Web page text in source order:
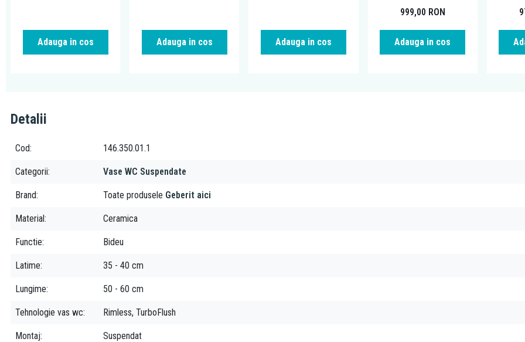
Adauga in cos Adauga in cos Adauga in cos
999,00 RON
Adauga in cos
Detalii
Cod 146.350.01.1
Categorii Vase WC Suspendate
Brand Toate produsele Geberit aici
Material Ceramica
Functie Bideu
Latime 35 - 40 cm
Lungime 50 - 60 cm
Tehnologie vas wc Rimless, TurboFlush
Montaj Suspendat